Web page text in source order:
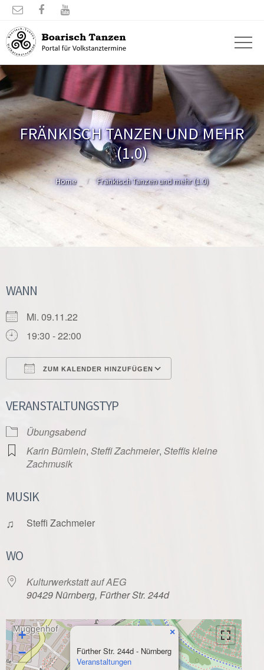
  
FRÄNKISCH TANZEN UND MEHR
(1.0)
Home Fränkisch Tanzen und mehr (1.0)
WANN
Mi. 09.11.22
19:30 - 22:00
ZUM KALENDER HINZUFÜGEN
VERANSTALTUNGSTYP
Übungsabend
Karin Bümlein, Steffi Zachmeier, Steffis kleine
Zachmusik
MUSIK
♫ Steffi Zachmeier
WO
Kulturwerkstatt auf AEG
90429 Nürnberg, Fürther Str. 244d
Fürther Str. 244d - Nürnberg
Veranstaltungen
×
+
−